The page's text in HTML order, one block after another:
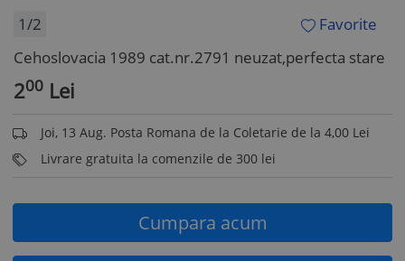
1/2
Favorite
Cehoslovacia 1989 cat.nr.2791 neuzat,perfecta stare
200 Lei
Joi, 13 Aug. Posta Romana de la Coletarie de la 4,00 Lei
Livrare gratuita la comenzile de 300 lei
Cumpara acum